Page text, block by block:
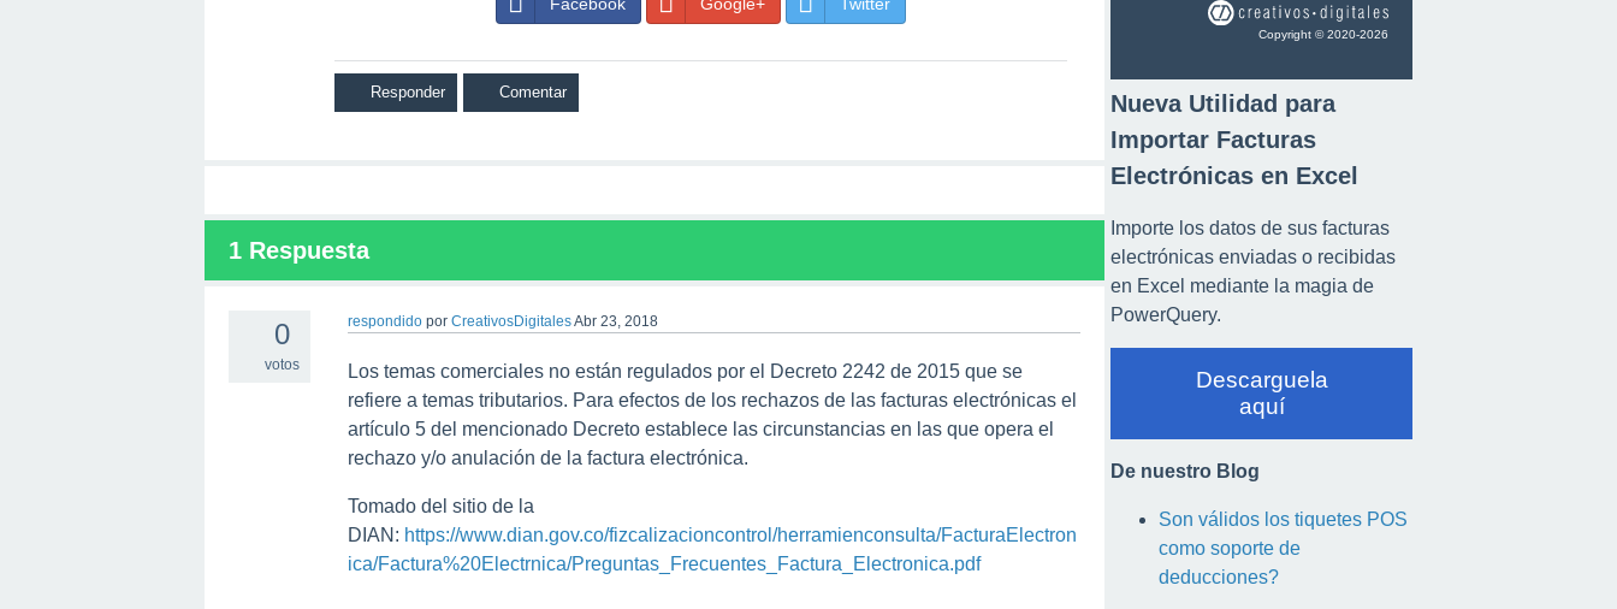
1 Respuesta
0
votos
respondido porCreativosDigitalesAbr 23, 2018
Los temas comerciales no están regulados por el Decreto 2242 de 2015 que se
refiere a temas tributarios. Para efectos de los rechazos de las facturas electrónicas el
artículo 5 del mencionado Decreto establece las circunstancias en las que opera el
rechazo y/o anulación de la factura electrónica.
Tomado del sitio de la
DIAN: https://www.dian.gov.co/fizcalizacioncontrol/herramienconsulta/FacturaElectron
ica/Factura%20Electrnica/Preguntas_Frecuentes_Factura_Electronica.pdf
Copyright © 2020-2026
Nueva Utilidad para
Importar Facturas
Electrónicas en Excel
Importe los datos de sus facturas
electrónicas enviadas o recibidas
en Excel mediante la magia de
PowerQuery.
Descarguela
aquí
De nuestro Blog
Son válidos los tiquetes POS
como soporte de
deducciones?